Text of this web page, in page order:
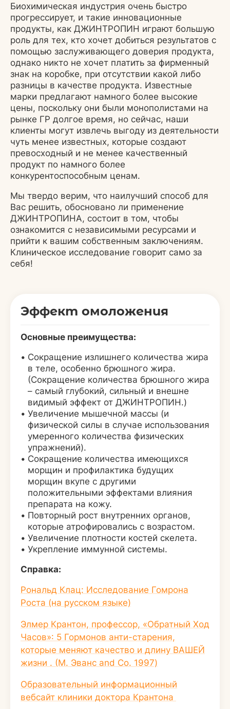
Биохимическая индустрия очень быстро
прогрессирует, и такие инновационные
продукты, как ДЖИНТРОПИН играют большую
роль для тех, кто хочет добиться результатов с
помощью заслуживающего доверия продукта,
однако никто не хочет платить за фирменный
знак на коробке, при отсутствии какой либо
разницы в качестве продукта. Известные
марки предлагают намного более высокие
цены, поскольку они были монополистами на
рынке ГР долгое время, но сейчас, наши
клиенты могут извлечь выгоду из деятельности
чуть менее известных, которые создают
превосходный и не менее качественный
продукт по намного более
конкурентоспособным ценам.
Мы твердо верим, что наилучший способ для
Вас решить, обосновано ли применение
ДЖИНТРОПИНА, состоит в том, чтобы
ознакомится с независимыми ресурсами и
прийти к вашим собственным заключениям.
Клиническое исследование говорит само за
себя!
Эффект омоложения
Основные преимущества:
Сокращение излишнего количества жира
в теле, особенно брюшного жира.
(Сокращение количества брюшного жира
– самый глубокий, сильный и внешне
видимый эффект от ДЖИНТРОПИН.)
Увеличение мышечной массы (и
физической силы в случае использования
умеренного количества физических
упражнений).
Сокращение количества имеющихся
морщин и профилактика будущих
морщин вкупе с другими
положительными эффектами влияния
препарата на кожу.
Повторный рост внутренних органов,
которые атрофировались с возрастом.
Увеличение плотности костей скелета.
Укрепление иммунной системы.
Справка:
Рональд Клац: Исследование Гомрона
Роста (на русском языке)
Элмер Крантон, профессор, «Обратный Ход
Часов»: 5 Гормонов анти-старения,
которые меняют качество и длину ВАШЕЙ
жизни . (М. Эванс and Co. 1997)
Образовательный информационный
вебсайт клиники доктора Крантона